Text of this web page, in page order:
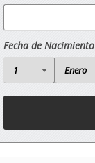
Fecha de Nacimiento